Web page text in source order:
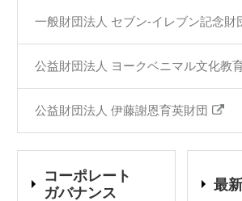
一般財団法人 セブン‐イレブン記念財
公益財団法人 ヨークベニマル文化教
公益財団法人 伊藤謝恩育英財団
コーポレート
ガバナンス
最